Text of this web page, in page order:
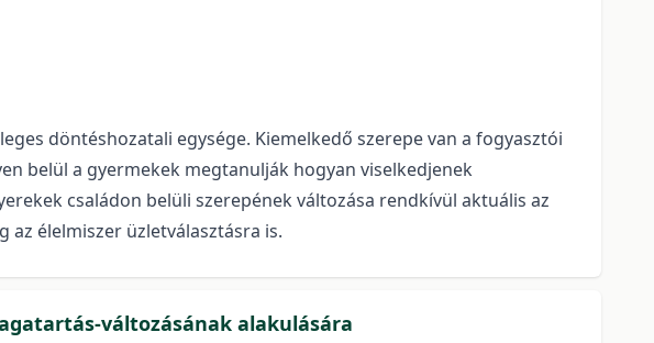
döntéshozatali egysége. Kiemelkedő szerepe van a fogyasztói
belül a gyermekek megtanulják hogyan viselkedjenek
családon belüli szerepének változása rendkívül aktuális az
az élelmiszer üzletválasztásra is.
változásának alakulására